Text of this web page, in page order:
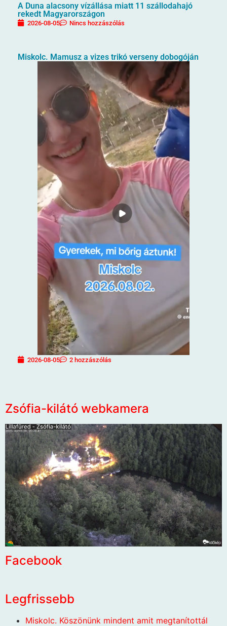
A Duna alacsony vízállása miatt 11 szállodahajó
rekedt Magyarországon
2026-08-05 Nincs hozzászólás
Miskolc. Mamusz a vizes trikó verseny dobogóján
2026-08-05 2 hozzászólás
Zsófia-kilátó webkamera
Facebook
Legfrissebb
Miskolc. Köszönünk mindent amit megtanítottál